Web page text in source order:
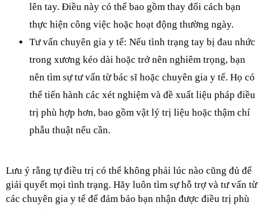
lên tay. Điều này có thể bao gồm thay đổi cách bạn
thực hiện công việc hoặc hoạt động thường ngày.
Tư vấn chuyên gia y tế: Nếu tình trạng tay bị đau nhức
trong xương kéo dài hoặc trở nên nghiêm trọng, bạn
nên tìm sự tư vấn từ bác sĩ hoặc chuyên gia y tế. Họ có
thể tiến hành các xét nghiệm và đề xuất liệu pháp điều
trị phù hợp hơn, bao gồm vật lý trị liệu hoặc thậm chí
phẫu thuật nếu cần.
Lưu ý rằng tự điều trị có thể không phải lúc nào cũng đủ để
giải quyết mọi tình trạng. Hãy luôn tìm sự hỗ trợ và tư vấn từ
các chuyên gia y tế để đảm bảo bạn nhận được điều trị phù